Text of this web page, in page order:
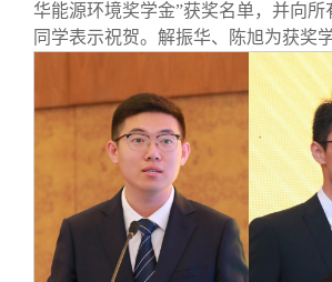
华能源环境奖学金”获奖名单，并向所
同学表示祝贺。解振华、陈旭为获奖